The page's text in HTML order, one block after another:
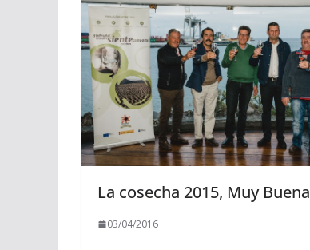
La cosecha 2015, Muy Buena
03/04/2016